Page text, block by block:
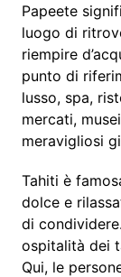
Papeete
luogo di
riempire
punto di
lusso, spa,
mercati,
meravigliosi
Tahiti è
dolce e
di
ospitalità dei
Qui, le